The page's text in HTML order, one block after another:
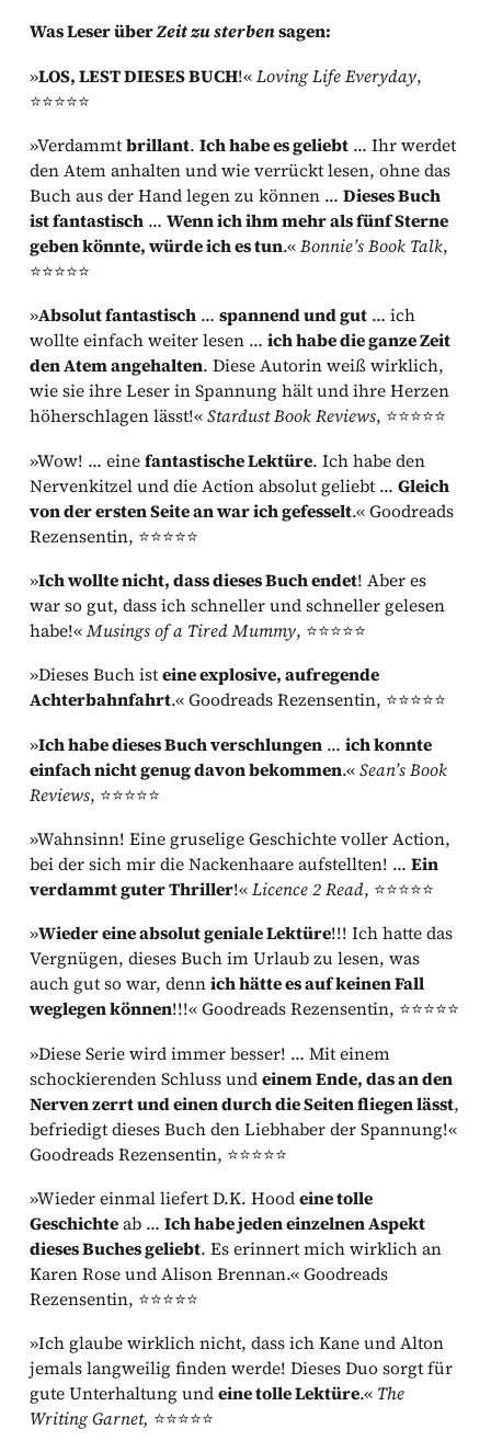
Was Leser überZeit zu sterbensagen:
»LOS, LEST DIESES BUCH!«Loving Life Everyday,
⭐⭐⭐⭐⭐
»Verdammtbrillant.Ich habe es geliebt … Ihr werdet
den Atem anhalten und wie verrückt lesen, ohne das
Buch aus der Hand legen zu können …Dieses Buch
ist fantastisch …Wenn ich ihm mehr als fünf Sterne
geben könnte, würde ich es tun.«Bonnie’s Book Talk,
⭐⭐⭐⭐⭐
»Absolut fantastisch …spannend und gut … ich
wollte einfach weiter lesen …ich habe die ganze Zeit
den Atem angehalten. Diese Autorin weiß wirklich,
wie sie ihre Leser in Spannung hält und ihre Herzen
höherschlagen lässt!«Stardust Book Reviews, ⭐⭐⭐⭐⭐
»Wow! … einefantastische Lektüre. Ich habe den
Nervenkitzel und die Action absolut geliebt …Gleich
von der ersten Seite an war ich gefesselt.« Goodreads
Rezensentin, ⭐⭐⭐⭐⭐
»Ich wollte nicht, dass dieses Buch endet! Aber es
war so gut, dass ich schneller und schneller gelesen
habe!«Musings of a Tired Mummy, ⭐⭐⭐⭐⭐
»Dieses Buch isteine explosive, aufregende
Achterbahnfahrt.« Goodreads Rezensentin, ⭐⭐⭐⭐⭐
»Ich habe dieses Buch verschlungen …ich konnte
einfach nicht genug davon bekommen.«Sean’s Book
Reviews, ⭐⭐⭐⭐⭐
»Wahnsinn! Eine gruselige Geschichte voller Action,
bei der sich mir die Nackenhaare aufstellten! …Ein
verdammt guter Thriller!«Licence 2 Read, ⭐⭐⭐⭐⭐
»Wieder eine absolut geniale Lektüre!!! Ich hatte das
Vergnügen, dieses Buch im Urlaub zu lesen, was
auch gut so war, dennich hätte es auf keinen Fall
weglegen können!!!« Goodreads Rezensentin, ⭐⭐⭐⭐⭐
»Diese Serie wird immer besser! … Mit einem
schockierenden Schluss undeinem Ende, das an den
Nerven zerrt und einen durch die Seiten fliegen lässt,
befriedigt dieses Buch den Liebhaber der Spannung!«
Goodreads Rezensentin, ⭐⭐⭐⭐⭐
»Wieder einmal liefert D.K. Hoodeine tolle
Geschichteab …Ich habe jeden einzelnen Aspekt
dieses Buches geliebt. Es erinnert mich wirklich an
Karen Rose und Alison Brennan.« Goodreads
Rezensentin, ⭐⭐⭐⭐⭐
»Ich glaube wirklich nicht, dass ich Kane und Alton
jemals langweilig finden werde! Dieses Duo sorgt für
gute Unterhaltung undeine tolle Lektüre.« The
Writing Garnet, ⭐⭐⭐⭐⭐